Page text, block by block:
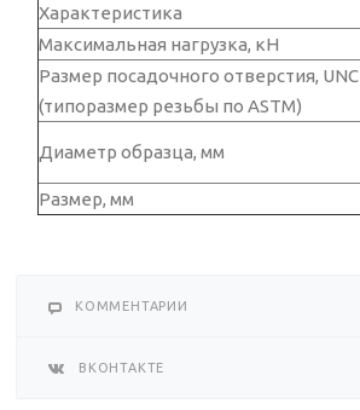
Характеристика
Максимальная нагрузка, кН
Размер посадочного отверстия, UNC
(типоразмер резьбы по ASTM)
Диаметр образца, мм
Размер, мм
КОММЕНТАРИИ
ВКОНТАКТЕ